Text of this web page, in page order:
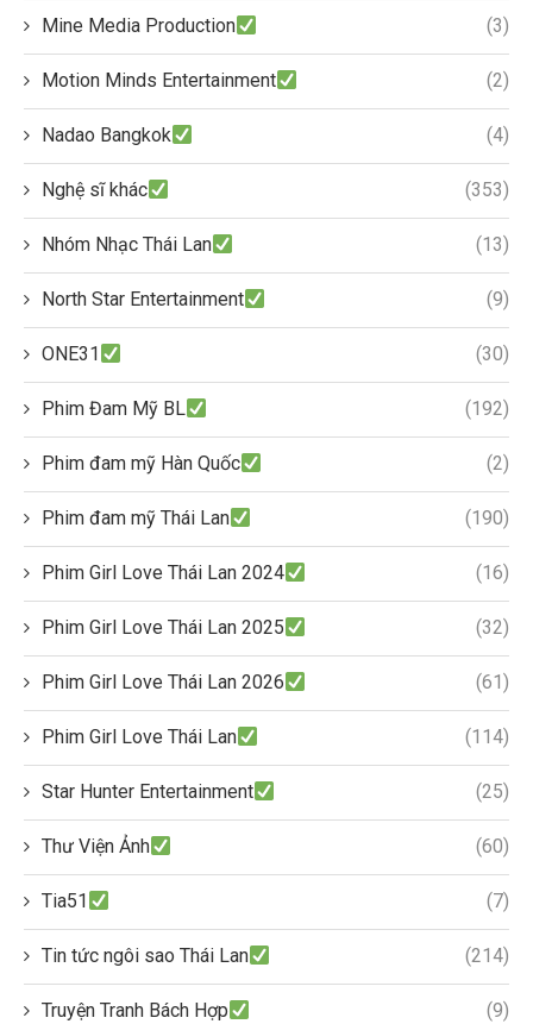
Mine Media Production (3)
Motion Minds Entertainment (2)
Nadao Bangkok (4)
Nghệ sĩ khác (353)
Nhóm Nhạc Thái Lan (13)
North Star Entertainment (9)
ONE31 (30)
Phim Đam Mỹ BL (192)
Phim đam mỹ Hàn Quốc (2)
Phim đam mỹ Thái Lan (190)
Phim Girl Love Thái Lan 2024 (16)
Phim Girl Love Thái Lan 2025 (32)
Phim Girl Love Thái Lan 2026 (61)
Phim Girl Love Thái Lan (114)
Star Hunter Entertainment (25)
Thư Viện Ảnh (60)
Tia51 (7)
Tin tức ngôi sao Thái Lan (214)
Truyện Tranh Bách Hợp (9)